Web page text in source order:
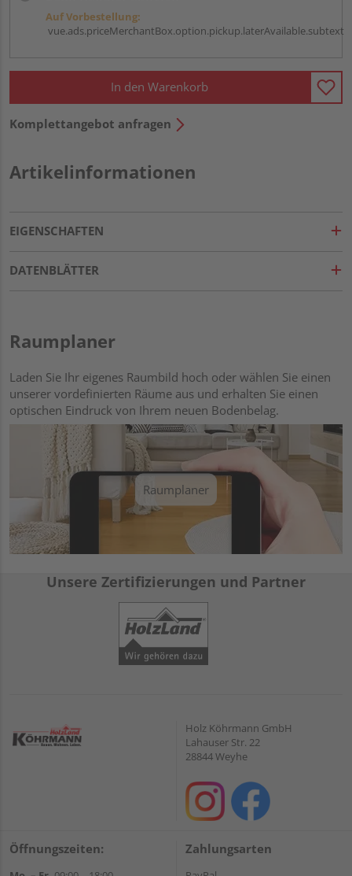
Auf Vorbestellung:
vue.ads.priceMerchantBox.option.pickup.laterAvailable.subtext
In den Warenkorb
Komplettangebot anfragen
Artikelinformationen
EIGENSCHAFTEN
DATENBLÄTTER
Raumplaner
Laden Sie Ihr eigenes Raumbild hoch oder wählen Sie einen
unserer vordefinierten Räume aus und erhalten Sie einen
optischen Eindruck von Ihrem neuen Bodenbelag.
Raumplaner
Unsere Zertifizierungen und Partner
Holz Köhrmann GmbH
Lahauser Str. 22
28844 Weyhe
Öffnungszeiten: Zahlungsarten